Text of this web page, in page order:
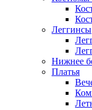
Леггинсы
Нижнее
Платья